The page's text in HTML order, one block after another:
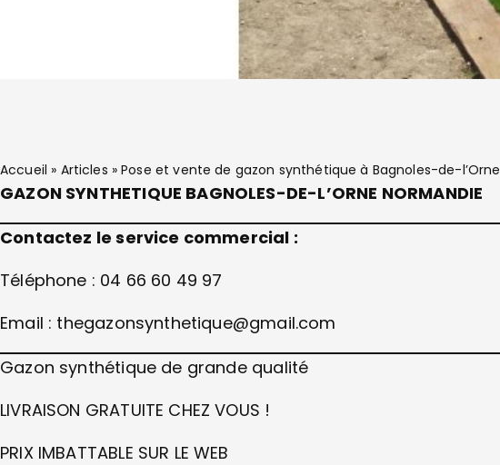
Accueil » Articles »Pose et vente de gazon synthétique à Bagnoles-de-l’Orne
GAZON SYNTHETIQUE BAGNOLES-DE-L’ORNE NORMANDIE
Contactez le service commercial :
Téléphone : 04 66 60 49 97
Email : thegazonsynthetique@gmail.com
Gazon synthétique de grande qualité
LIVRAISON GRATUITE CHEZ VOUS !
PRIX IMBATTABLE SUR LE WEB